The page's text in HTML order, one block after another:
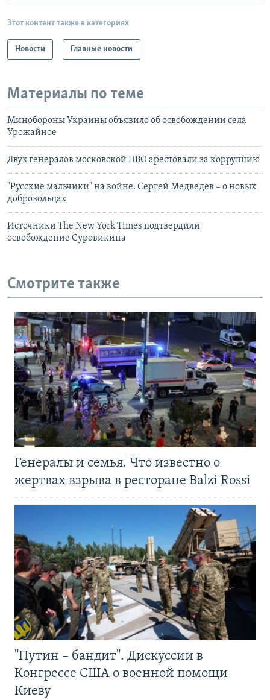
Этот контент также в категориях
Новости Главные новости
Материалы по теме
Минобороны Украины объявило об освобождении села
Урожайное
Двух генералов московской ПВО арестовали за коррупцию
"Русские мальчики" на войне. Сергей Медведев – о новых
добровольцах
Источники The New York Times подтвердили
освобождение Суровикина
Смотрите также
Генералы и семья. Что известно о
жертвах взрыва в ресторане Balzi Rossi
"Путин – бандит". Дискуссии в
Конгрессе США о военной помощи
Киеву